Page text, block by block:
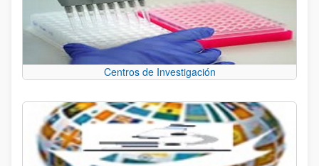
Centros de Investigación